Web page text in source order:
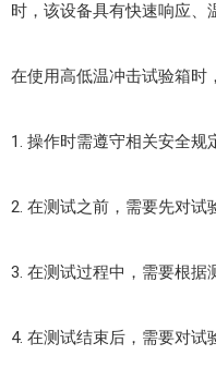
时，该设备具有快速响应、
在使用高低温冲击试验箱时
1. 操作时需遵守相关安全规
2. 在测试之前，需要先对
3. 在测试过程中，需要根
4. 在测试结束后，需要对